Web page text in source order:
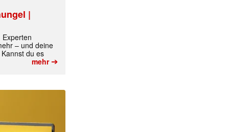
|
Experten
– und deine
du es
mehr➔